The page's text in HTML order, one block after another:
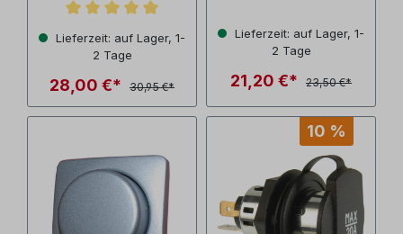
Durchschnittliche Bewertung von 5 von 5 Sternen
Lieferzeit: auf Lager, 1-
2 Tage
28,00 €* 30,95 €*
Lieferzeit: auf Lager, 1-
2 Tage
21,20 €* 23,50 €*
10 %